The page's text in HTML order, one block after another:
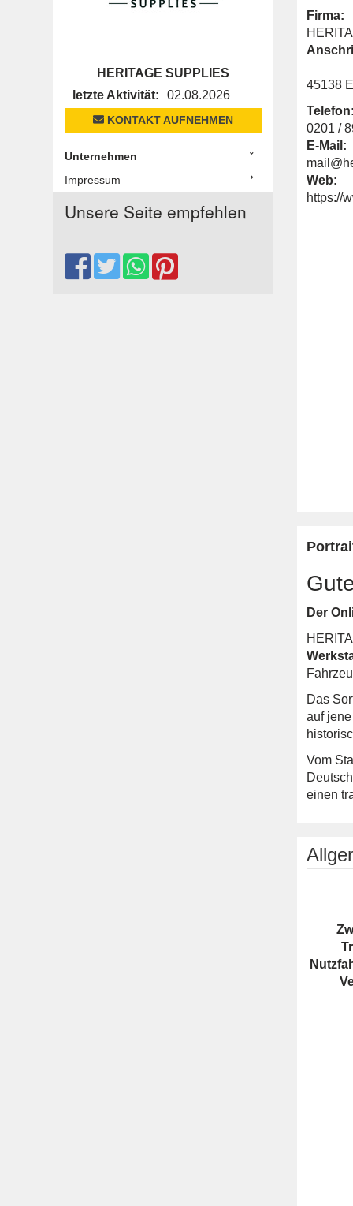
Firma:
45138
0201 /
E-Mail:
Web:
https://
Der
Das
auf
Vom
einen
HERITAGE SUPPLIES
letzte Aktivität:
02.08.2026
KONTAKT AUFNEHMEN
Unternehmen
Impressum
Unsere Seite empfehlen